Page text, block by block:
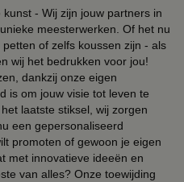
- Wij zijn jouw partners in
meesterwerken. Of het nu
of zelfs koussen zijn - als
wij het bedrukken voor jou!
dankzij onze eigen
is om jouw visie tot leven te
laatste stiksel, wij zorgen
een gepersonaliseerd
promoten of gewoon je eigen
met innovatieve ideeën en
van alles? Onze toewijding